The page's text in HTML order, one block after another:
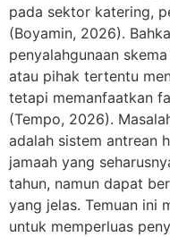
pada sektor katering,
(Boyamin, 2026).
penyalahgunaan
atau pihak tertentu
tetapi memanfaatkan
(Tempo, 2026).
adalah sistem antrean
jamaah yang
tahun, namun dapat
yang jelas. Temuan ini
untuk memperluas